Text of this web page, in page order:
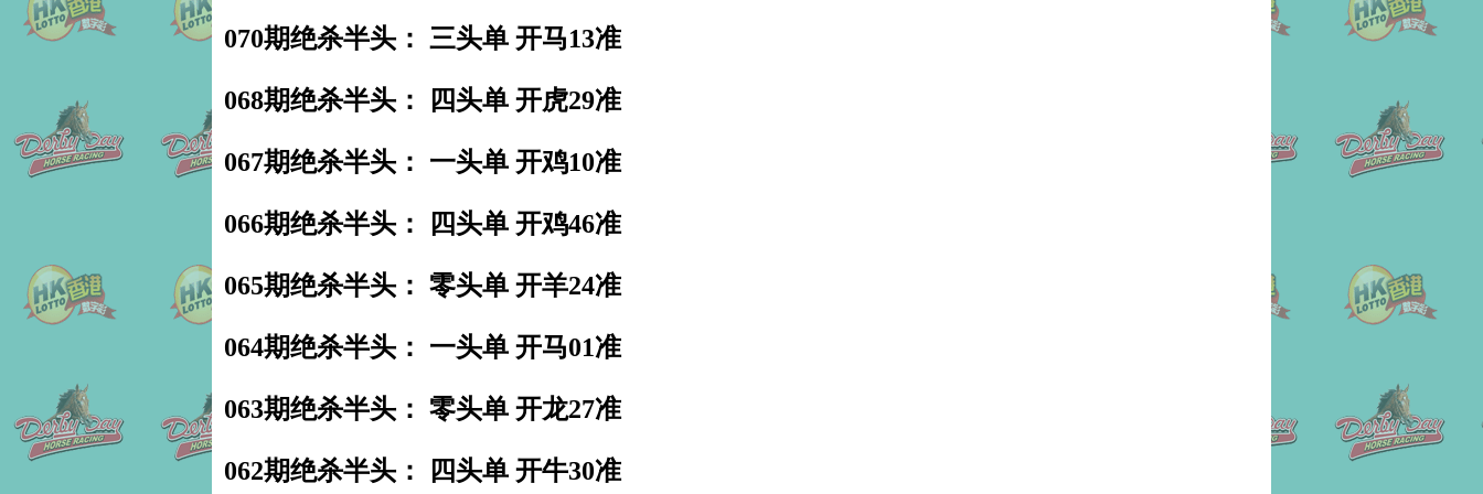
070期绝杀半头： 三头单 开马13准
068期绝杀半头： 四头单 开虎29准
067期绝杀半头： 一头单 开鸡10准
066期绝杀半头： 四头单 开鸡46准
065期绝杀半头： 零头单 开羊24准
064期绝杀半头： 一头单 开马01准
063期绝杀半头： 零头单 开龙27准
062期绝杀半头： 四头单 开牛30准